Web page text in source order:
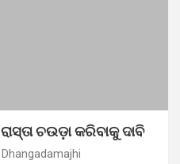
ଚଉଡ଼ା କରିବାକୁ ଦାବି